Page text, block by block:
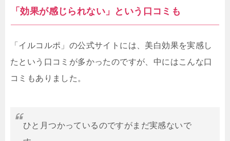
「効果が感じられない」という口コミも
「イルコルポ」の公式サイトには、美白効果を実感し
たという口コミが多かったのですが、中にはこんな口
コミもありました。
ひと月つかっているのですがまだ実感ないで